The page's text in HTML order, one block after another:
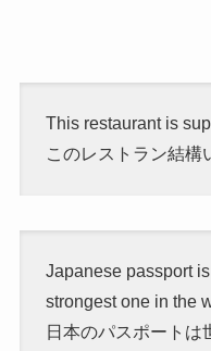
This restaurant is
このレストラン結構
Japanese passport
strongest one in the
日本のパスポートは